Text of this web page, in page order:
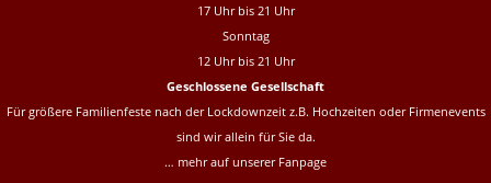
17 Uhr bis 21 Uhr
Sonntag
12 Uhr bis 21 Uhr
Geschlossene Gesellschaft
Für größere Familienfeste nach der Lockdownzeit z.B. Hochzeiten oder Firmenevents
sind wir allein für Sie da.
… mehr auf unserer Fanpage